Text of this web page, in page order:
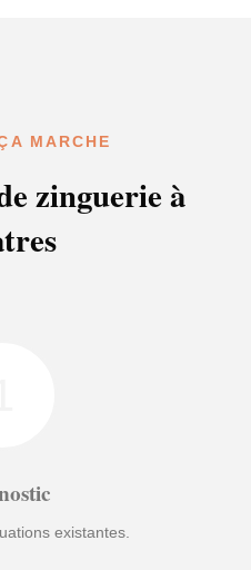
MARCHE
zinguerie à
existantes.